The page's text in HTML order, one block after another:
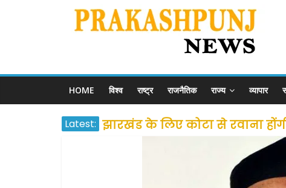
HOME विश्व राष्ट्र राजनैतिक राज्य व्यापार
Latest: झारखंड के लिए कोटा से रवाना
उत्तराखंड के अन्य राज्यों में फंसे
प्रवासियों व मजदूरों को दी गई
शराब और पान की दुकानों को